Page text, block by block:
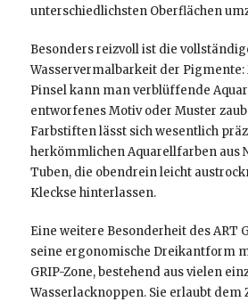
unterschiedlichsten Oberflächen
Besonders reizvoll ist die
Wasservermalbarkeit der
Pinsel kann man verblüffende
entworfenes Motiv oder Muster
Farbstiften lässt sich wesentlich
herkömmlichen Aquarellfarben aus
Tuben, die obendrein leicht
Kleckse hinterlassen.
Eine weitere Besonderheit des ART
seine ergonomische Dreikantform
GRIP-Zone, bestehend aus vielen
Wasserlacknoppen. Sie erlaubt dem